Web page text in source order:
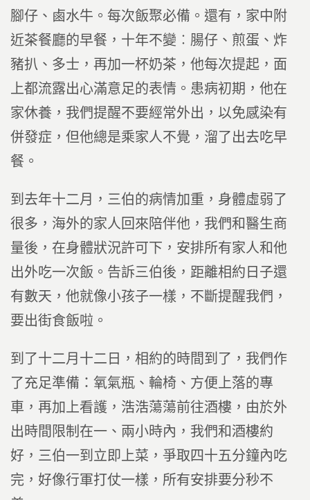
腳仔、鹵水牛。每次飯聚必備。還有，家中附
近茶餐廳的早餐，十年不變︰腸仔、煎蛋、炸
豬扒、多士，再加一杯奶茶，他每次提起，面
上都流露出心滿意足的表情。患病初期，他在
家休養，我們提醒不要經常外出，以免感染有
併發症，但他總是乘家人不覺，溜了出去吃早
餐。
到去年十二月，三伯的病情加重，身體虛弱了
很多，海外的家人回來陪伴他，我們和醫生商
量後，在身體狀況許可下，安排所有家人和他
出外吃一次飯。告訴三伯後，距離相約日子還
有數天，他就像小孩子一樣，不斷提醒我們，
要出街食飯啦。
到了十二月十二日，相約的時間到了，我們作
了充足準備：氧氣瓶、輪椅、方便上落的專
車，再加上看護，浩浩蕩蕩前往酒樓，由於外
出時間限制在一、兩小時內，我們和酒樓約
好，三伯一到立即上菜，爭取四十五分鐘內吃
完，好像行軍打仗一樣，所有安排要分秒不